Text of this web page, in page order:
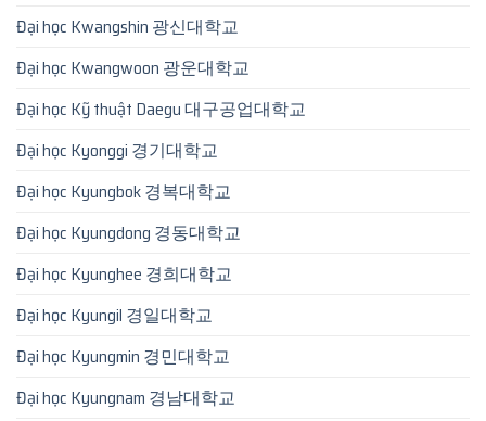
Đại học Kwangshin 광신대학교
Đại học Kwangwoon 광운대학교
Đại học Kỹ thuật Daegu 대구공업대학교
Đại học Kyonggi 경기대학교
Đại học Kyungbok 경복대학교
Đại học Kyungdong 경동대학교
Đại học Kyunghee 경희대학교
Đại học Kyungil 경일대학교
Đại học Kyungmin 경민대학교
Đại học Kyungnam 경남대학교